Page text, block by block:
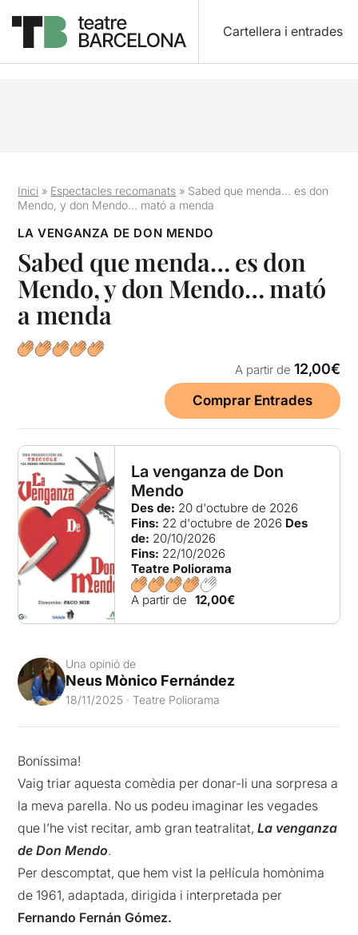
Cartellera i entrades
Inici » Espectacles recomanats » Sabed que menda… es don
Mendo, y don Mendo… mató a menda
LA VENGANZA DE DON MENDO
Sabed que menda… es don
Mendo, y don Mendo… mató
a menda
A partir de 12,00€
Comprar Entrades
La venganza de Don
Mendo
Des de: 20 d'octubre de 2026
Fins: 22 d'octubre de 2026 Des
de: 20/10/2026
Fins: 22/10/2026
Teatre Poliorama
A partir de 12,00€
Una opinió de
Neus Mònico Fernández
18/11/2025 · Teatre Poliorama
Boníssima!
Vaig triar aquesta comèdia per donar-li una sorpresa a
la meva parella. No us podeu imaginar les vegades
que l’he vist recitar, amb gran teatralitat,La venganza
de Don Mendo.
Per descomptat, que hem vist la pel·lícula homònima
de 1961, adaptada, dirigida i interpretada per
Fernando Fernán Gómez.